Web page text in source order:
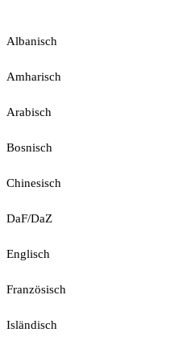
Albanisch
Amharisch
Arabisch
Bosnisch
Chinesisch
DaF/DaZ
Englisch
Französisch
Isländisch